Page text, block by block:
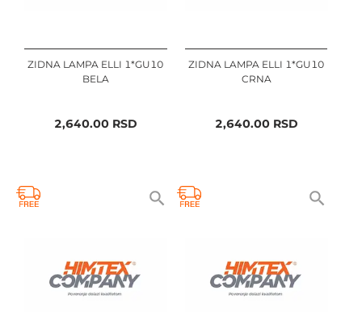
ZIDNA LAMPA ELLI 1*GU10
BELA
2,640.00RSD
ZIDNA LAMPA ELLI 1*GU10
CRNA
2,640.00RSD